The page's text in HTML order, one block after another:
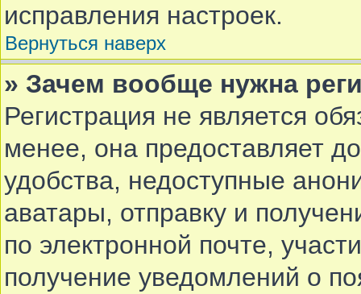
исправления настроек.
Вернуться наверх
» Зачем вообще нужна
Регистрация не является
менее, она предоставляет
удобства, недоступные
аватары, отправку и
по электронной почте,
получение уведомлений о